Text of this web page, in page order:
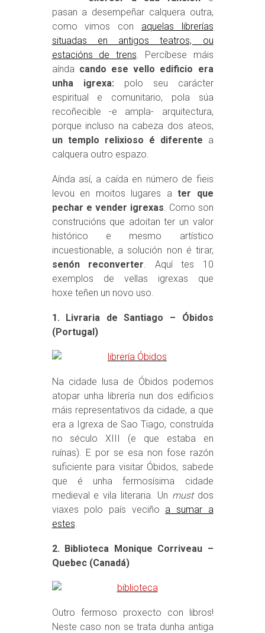
pasan a desempeñar calquera outra,
como vimos con aquelas librerías
situadas en antigos teatros, ou
estacións de trens. Percíbese máis
aínda cando ese vello edificio era
unha igrexa: polo seu carácter
espiritual e comunitario, pola súa
recoñecible -e ampla- arquitectura,
porque incluso na cabeza dos ateos,
un templo relixioso é diferente a
calquera outro espazo.
Aínda así, a caída en número de fieis
levou en moitos lugares a ter que
pechar e vender igrexas. Como son
construcións que adoitan ter un valor
histórico e mesmo artístico
incuestionable, a solución non é tirar,
senón reconverter. Aquí tes 10
exemplos de vellas igrexas que
hoxe teñen un novo uso.
1. Livraria de Santiago – Óbidos
(Portugal)
Na cidade lusa de Óbidos podemos
atopar unha librería nun dos edificios
máis representativos da cidade, a que
era a Igrexa de Sao Tiago, construída
no século XIII (e que estaba en
ruínas). E por se esa non fose razón
suficiente para visitar Óbidos, sabede
que é unha fermosísima cidade
medieval e vila literaria. Un mustdos
viaxes polo país veciño a sumar a
estes.
2. Biblioteca Monique Corriveau –
Quebec (Canadá)
Outro fermoso proxecto con libros!
Neste caso non se trata dunha antiga